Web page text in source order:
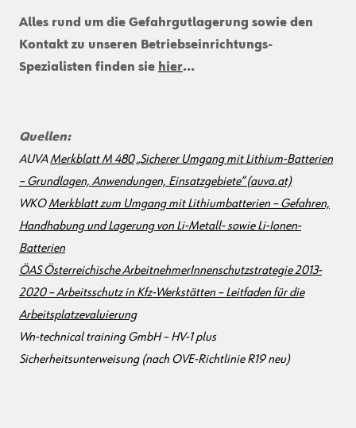
Alles rund um die Gefahrgutlagerung sowie den
Kontakt zu unseren Betriebseinrichtungs-
Spezialisten finden sie hier…
Quellen:
AUVAMerkblatt M 480 „Sicherer Umgang mit Lithium-Batterien
– Grundlagen, Anwendungen, Einsatzgebiete“ (auva.at)
WKOMerkblatt zum Umgang mit Lithiumbatterien – Gefahren,
Handhabung und Lagerung von Li-Metall- sowie Li-Ionen-
Batterien
ÖAS Österreichische ArbeitnehmerInnenschutzstrategie 2013-
2020 – Arbeitsschutz in Kfz-Werkstätten – Leitfaden für die
Arbeitsplatzevaluierung
Wn-technical training GmbH – HV-1 plus
Sicherheitsunterweisung (nach OVE-Richtlinie R19 neu)